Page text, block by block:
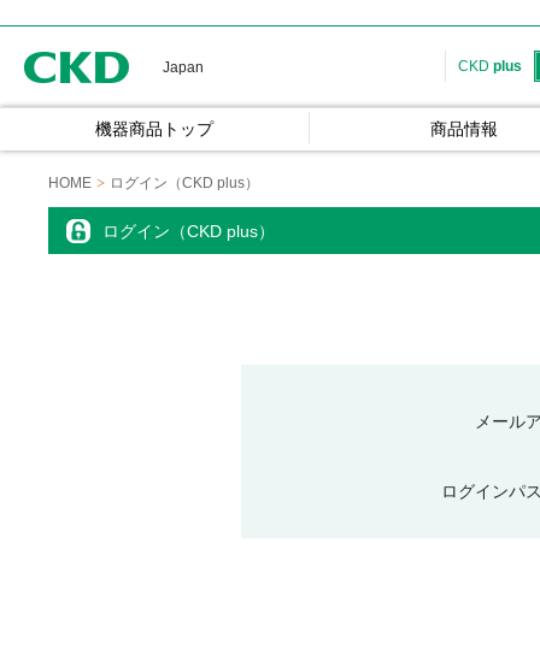
Japan CKD plus
機器商品トップ 商品情報
HOME ログイン（CKD plus）
ログイン（CKD plus）
メール
ログインパ